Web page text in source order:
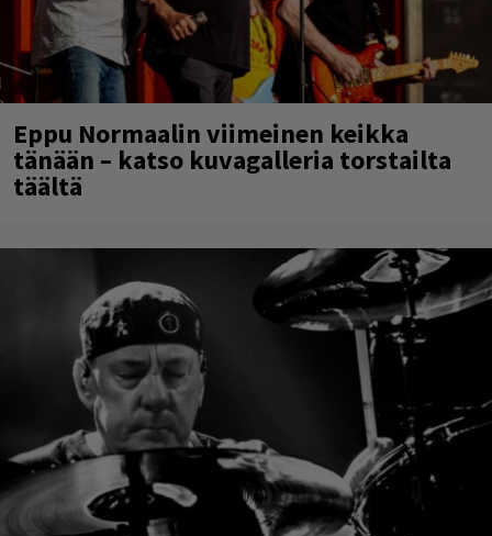
Eppu Normaalin viimeinen keikka
tänään – katso kuvagalleria torstailta
täältä